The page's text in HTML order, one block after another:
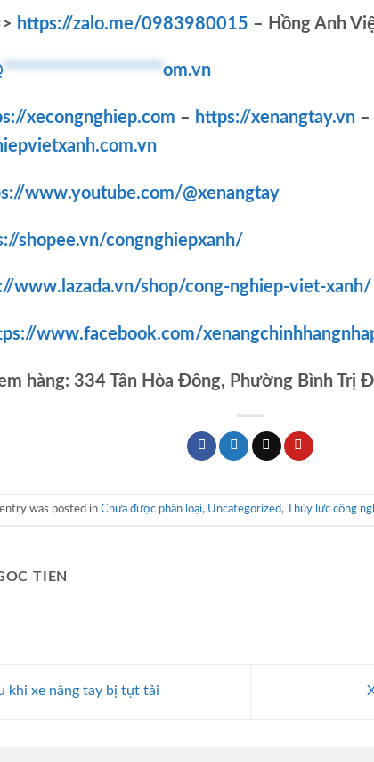
https://zalo.me/0983980015 – Hồng Anh
********************om.vn
xecongnghiep.com – https://xenangtay.vn –
www.youtube.com/@xenangtay
shopee.vn/congnghiepxanh/
www.lazada.vn/shop/cong-nghiep-viet-xanh/
www.facebook.com/
hàng: 334 Tân Hòa Đông, Phường Bình Trị
entry was posted in Chưa được phân loại, Uncategorized, Thủy lực công
TIEN
khi xe nâng tay bị tụt tải